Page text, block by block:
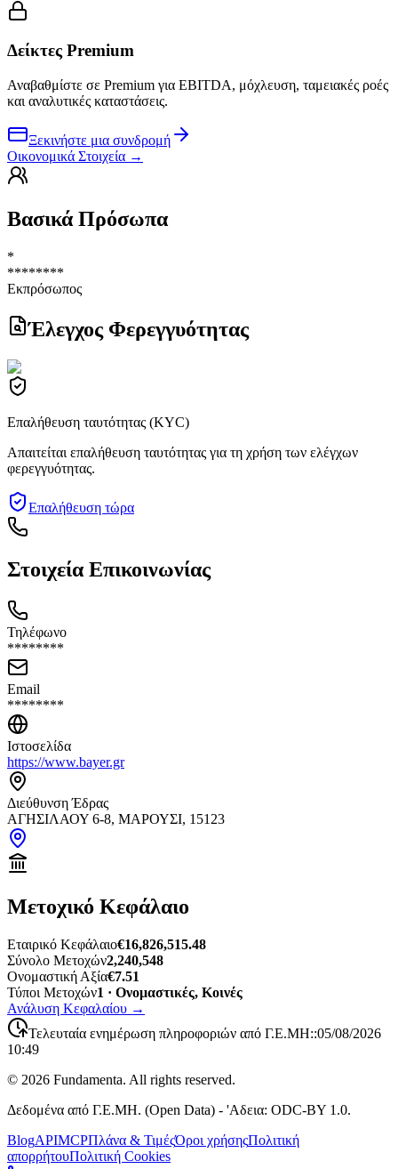
Δείκτες Premium
Αναβαθμίστε σε Premium για EBITDA, μόχλευση, ταμειακές ροές
και αναλυτικές καταστάσεις.
Ξεκινήστε μια συνδρομή
Οικονομικά Στοιχεία →
Βασικά Πρόσωπα
*
********
Εκπρόσωπος
Έλεγχος Φερεγγυότητας
Επαλήθευση ταυτότητας (KYC)
Απαιτείται επαλήθευση ταυτότητας για τη χρήση των ελέγχων
φερεγγυότητας.
Επαλήθευση τώρα
Στοιχεία Επικοινωνίας
Τηλέφωνο
********
Email
********
Ιστοσελίδα
https://www.bayer.gr
Διεύθυνση Έδρας
ΑΓΗΣΙΛΑΟΥ 6-8, ΜΑΡΟΥΣΙ, 15123
Μετοχικό Κεφάλαιο
Εταιρικό Κεφάλαιο€16,826,515.48
Σύνολο Μετοχών2,240,548
Ονομαστική Αξία€7.51
Τύποι Μετοχών1 · Ονομαστικές, Κοινές
Ανάλυση Κεφαλαίου →
Τελευταία ενημέρωση πληροφοριών από Γ.Ε.ΜΗ::05/08/2026
10:49
© 2026 Fundamenta. All rights reserved.
Δεδομένα από Γ.Ε.ΜΗ. (Open Data) - 'Αδεια: ODC-BY 1.0.
BlogAPIMCPΠλάνα & ΤιμέςΌροι χρήσηςΠολιτική
απορρήτουΠολιτική Cookies